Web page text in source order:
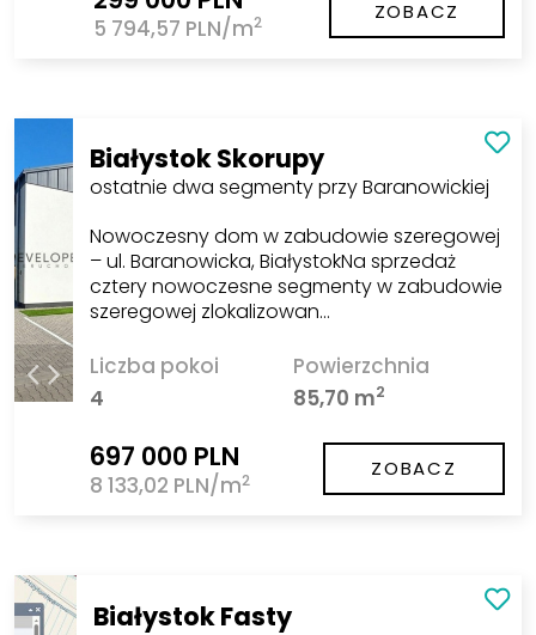
5 794,57 PLN/m2 ZOBACZ
Białystok Skorupy
ostatnie dwa segmenty przy Baranowickiej
Nowoczesny dom w zabudowie szeregowej
– ul. Baranowicka, BiałystokNa sprzedaż
cztery nowoczesne segmenty w zabudowie
szeregowej zlokalizowan…
Liczba pokoi
4
Powierzchnia
85,70 m2
697 000 PLN
8 133,02 PLN/m2 ZOBACZ
Białystok Fasty